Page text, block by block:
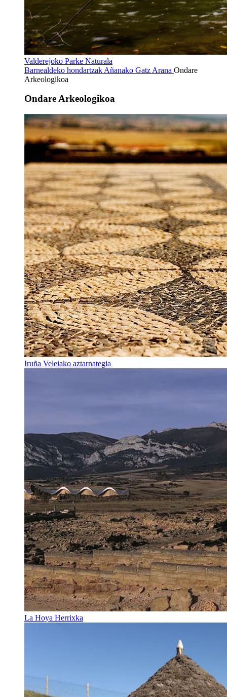
Valderejoko Parke Naturala
Barnealdeko hondartzak Añanako Gatz Arana Ondare
Arkeologikoa
Ondare Arkeologikoa
Iruña Veleiako aztarnategia
La Hoya Herrixka